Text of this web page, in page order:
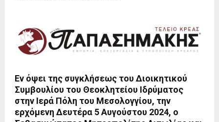
Εν όψει της συγκλήσεως του Διοικητικού
Συμβουλίου του Θεοκλητείου Ιδρύματος
στην Ιερά Πόλη του Μεσολογγίου, την
ερχόμενη Δευτέρα 5 Αυγούστου 2024, ο